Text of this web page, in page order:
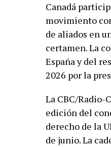
Canadá
movimiento
de aliados en
certamen. La
España y del
2026 por la
La CBC/Radio-
edición del
derecho de la
de junio. La